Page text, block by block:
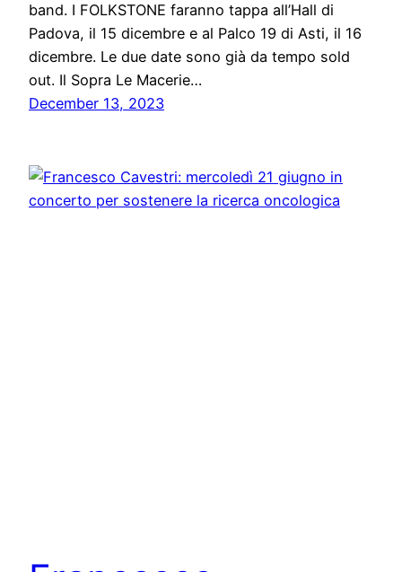
band. I FOLKSTONE faranno tappa all’Hall di
Padova, il 15 dicembre e al Palco 19 di Asti, il 16
dicembre. Le due date sono già da tempo sold
out. Il Sopra Le Macerie…
December 13, 2023